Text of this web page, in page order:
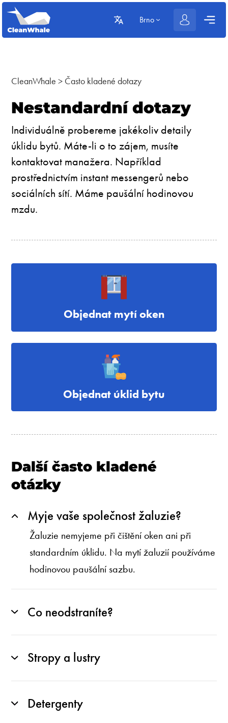
Brno
CleanWhale > Často kladené dotazy
Nestandardní dotazy
Individuálně probereme jakékoliv detaily
úklidu bytů. Máte-li o to zájem, musíte
kontaktovat manažera. Například
prostřednictvím instant messengerů nebo
sociálních sítí. Máme paušální hodinovou
mzdu.
Objednat mytí oken
Objednat úklid bytu
Další často kladené
otázky
Myje vaše společnost žaluzie?
Žaluzie nemyjeme při čištění oken ani při
standardním úklidu. Na mytí žaluzií používáme
hodinovou paušální sazbu.
Co neodstraníte?
Stropy a lustry
Detergenty